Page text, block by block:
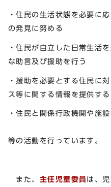
・住民の生活状態を必要に
の発見に努める
・住民が自立した日常生活
な助言及び援助を行う
・援助を必要とする住民に
ス等に関する情報を提供する
・住民と関係行政機関や施
等の活動を行っています。
また、 主任児童委員 は、